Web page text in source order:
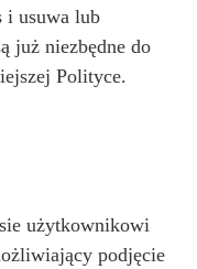
i usuwa lub
już niezbędne do
Polityce.
użytkownikowi
podjęcie